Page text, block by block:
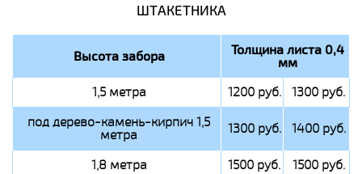
ШТАКЕТНИКА
Высота забора Толщина листа 0,4
мм
1,5 метра 1200 руб.
1300 руб.
под дерево-камень-кирпич 1,5
метра 1300 руб. 1400 руб.
1,8 метра 1500 руб.
1500 руб.